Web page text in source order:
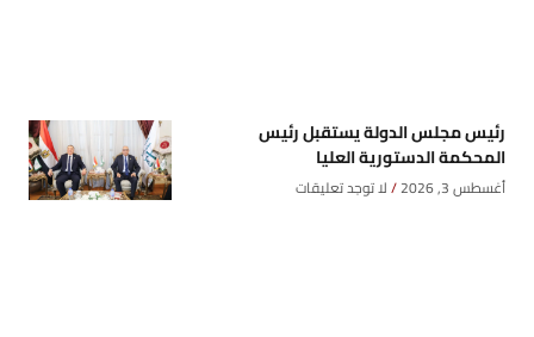
رئيس مجلس الدولة يستقبل رئيس
المحكمة الدستورية العليا
أغسطس 3, 2026 لا توجد تعليقات